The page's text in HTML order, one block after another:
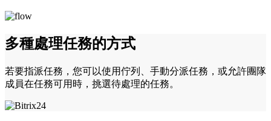
多種處理任務的方式
若要指派任務，您可以使用佇列、手動分派任務，或允許團隊
成員在任務可用時，挑選待處理的任務。